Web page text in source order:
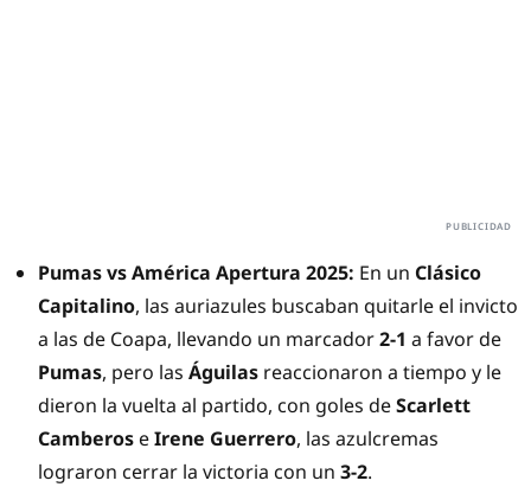
Pumas vs América Apertura 2025: En un Clásico
Capitalino, las auriazules buscaban quitarle el invicto
a las de Coapa, llevando un marcador2-1 a favor de
Pumas, pero las Águilas reaccionaron a tiempo y le
dieron la vuelta al partido, con goles deScarlett
Camberos eIrene Guerrero, las azulcremas
lograron cerrar la victoria con un 3-2.